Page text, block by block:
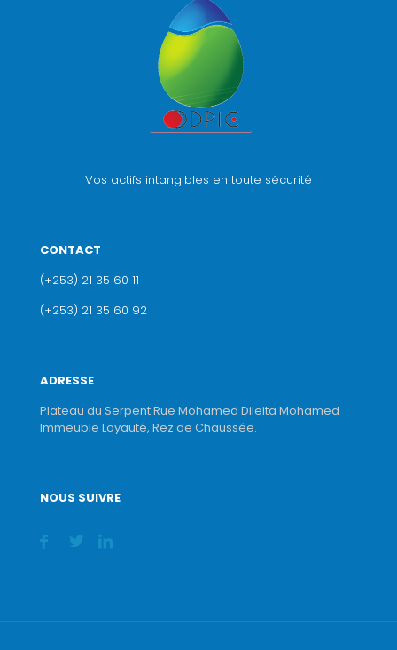
Vos actifs intangibles en toute sécurité
CONTACT
(+253) 21 35 60 11
(+253) 21 35 60 92
ADRESSE
Plateau du Serpent Rue Mohamed Dileita Mohamed
Immeuble Loyauté, Rez de Chaussée.
NOUS SUIVRE